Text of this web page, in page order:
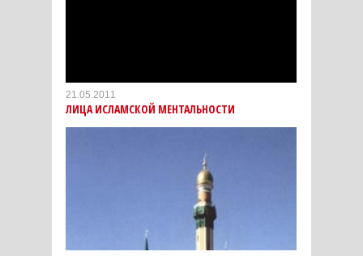
21.05.2011
ЛИЦА ИСЛАМСКОЙ МЕНТАЛЬНОСТИ